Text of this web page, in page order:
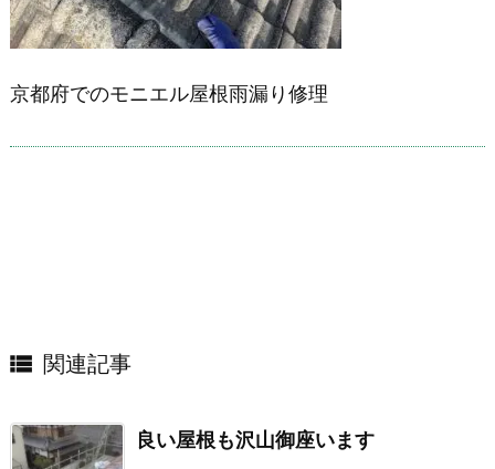
京都府でのモニエル屋根雨漏り修理
 関連記事
良い屋根も沢山御座います